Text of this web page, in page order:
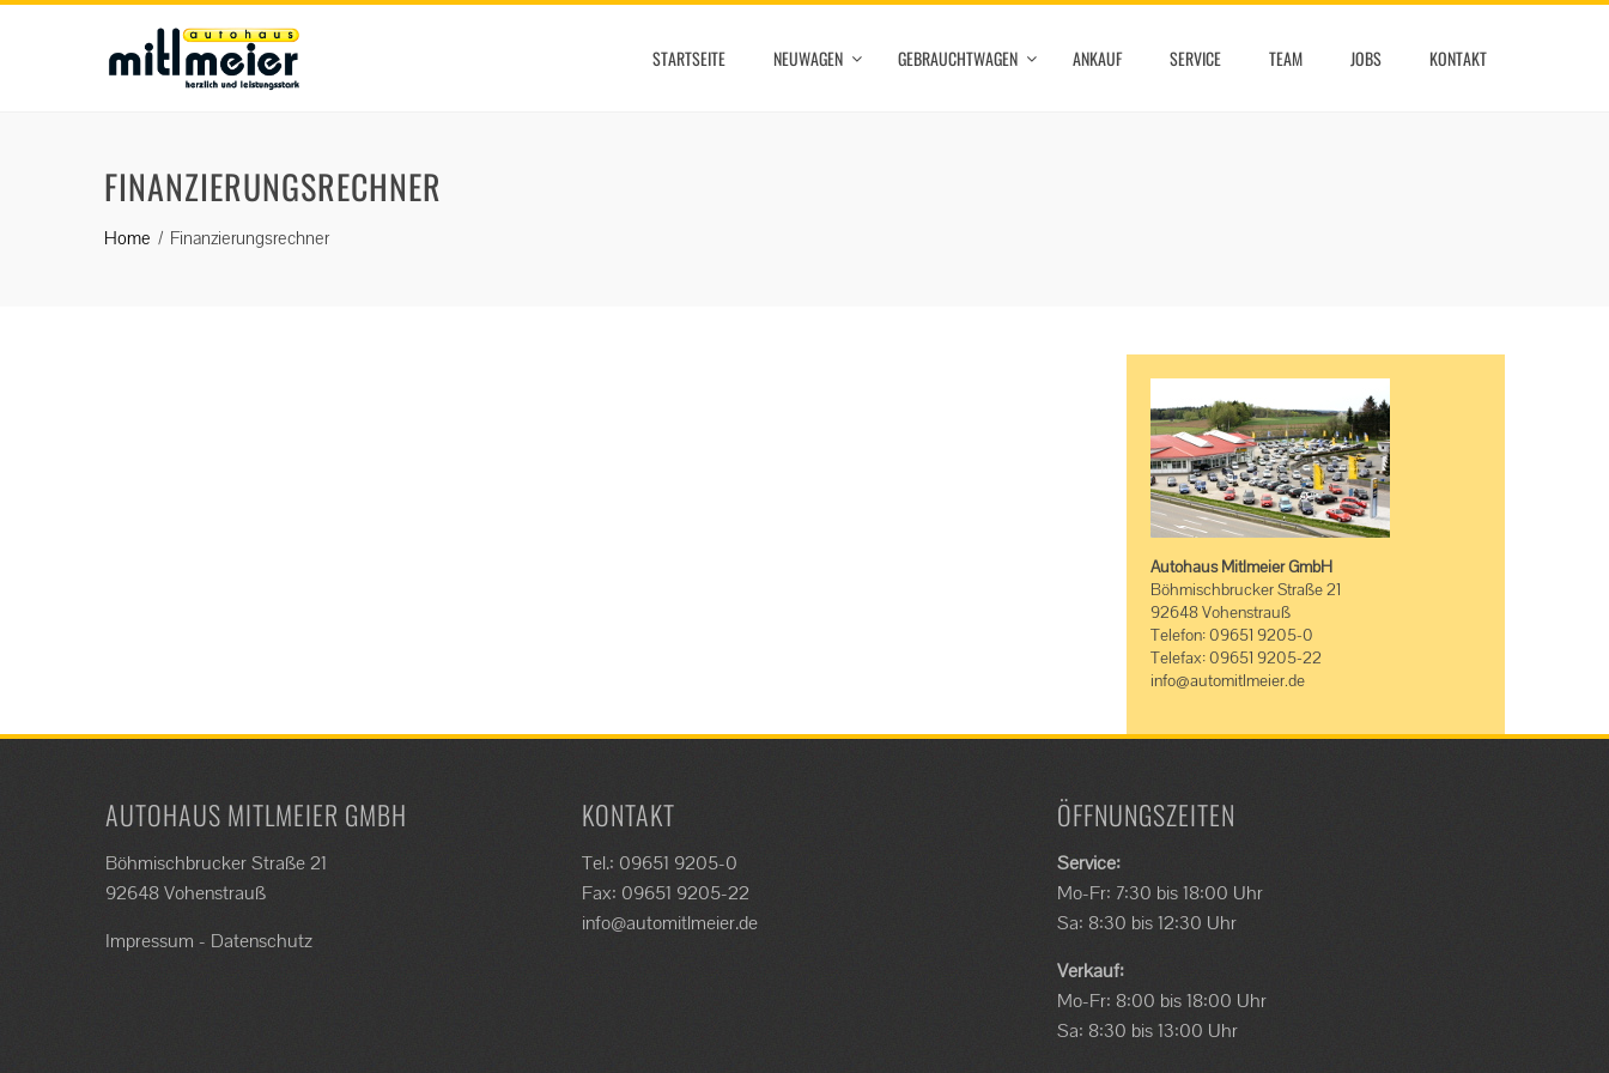
STARTSEITE NEUWAGEN GEBRAUCHTWAGEN ANKAUF SERVICE TEAM JOBS KONTAKT
FINANZIERUNGSRECHNER
Home Finanzierungsrechner
Autohaus Mitlmeier GmbH
Böhmischbrucker Straße 21
92648 Vohenstrauß
Telefon: 09651 9205-0
Telefax: 09651 9205-22
info@automitlmeier.de
AUTOHAUS MITLMEIER GMBH
Böhmischbrucker Straße 21
92648 Vohenstrauß
Impressum - Datenschutz
KONTAKT
Tel.: 09651 9205-0
Fax: 09651 9205-22
info@automitlmeier.de
ÖFFNUNGSZEITEN
Service:
Mo-Fr: 7:30 bis 18:00 Uhr
Sa: 8:30 bis 12:30 Uhr
Verkauf:
Mo-Fr: 8:00 bis 18:00 Uhr
Sa: 8:30 bis 13:00 Uhr